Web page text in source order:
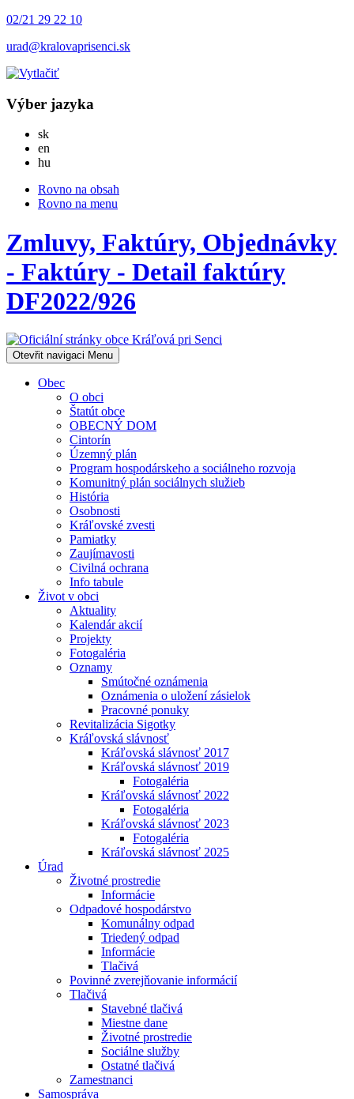
02/21 29 22 10
urad@kralovaprisenci.sk
Výber jazyka
skSlovensky
en
hu
Rovno na obsah
Rovno na menu
Zmluvy, Faktúry, Objednávky
- Faktúry - Detail faktúry
DF2022/926
Otevřit navigaci Menu
Obec
O obci
Štatút obce
OBECNÝ DOM
Cintorín
Územný plán
Program hospodárskeho a sociálneho rozvoja
Komunitný plán sociálnych služieb
História
Osobnosti
Kráľovské zvesti
Pamiatky
Zaujímavosti
Civilná ochrana
Info tabule
Život v obci
Aktuality
Kalendár akcií
Projekty
Fotogaléria
Oznamy
Smútočné oznámenia
Oznámenia o uložení zásielok
Pracovné ponuky
Revitalizácia Sigotky
Kráľovská slávnosť
Kráľovská slávnosť 2017
Kráľovská slávnosť 2019
Fotogaléria
Kráľovská slávnosť 2022
Fotogaléria
Kráľovská slávnosť 2023
Fotogaléria
Kráľovská slávnosť 2025
Úrad
Životné prostredie
Informácie
Odpadové hospodárstvo
Komunálny odpad
Triedený odpad
Informácie
Tlačivá
Povinné zverejňovanie informácií
Tlačivá
Stavebné tlačivá
Miestne dane
Životné prostredie
Sociálne služby
Ostatné tlačivá
Zamestnanci
Samospráva